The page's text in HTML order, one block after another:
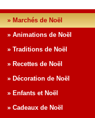
» Marchés de Noël
» Animations de Noël
» Traditions de Noël
» Recettes de Noël
» Décoration de Noël
» Enfants et Noël
» Cadeaux de Noël